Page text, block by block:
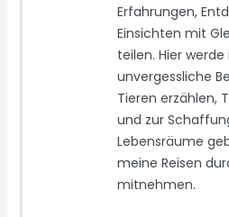
Erfahrungen,
Einsichten mit
teilen. Hier
unvergessliche
Tieren erzählen,
und zur
Lebensräume
meine Reisen
mitnehmen.